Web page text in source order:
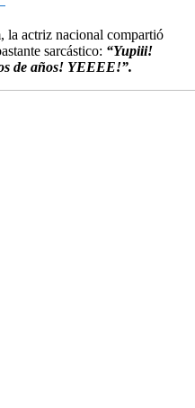
la actriz nacional compartió
sarcástico: “Yupiii!
de años! YEEEE!”.